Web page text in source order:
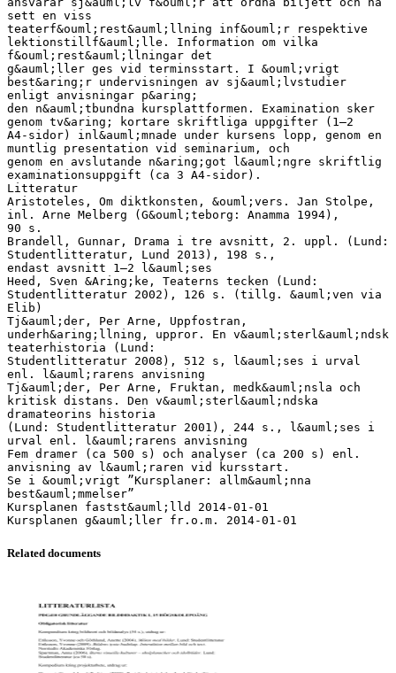
sett en viss
teaterf&ouml;rest&auml;llning inf&ouml;r respektive
lektionstillf&auml;lle. Information om vilka
f&ouml;rest&auml;llningar det
g&auml;ller ges vid terminsstart. I &ouml;vrigt
best&aring;r undervisningen av sj&auml;lvstudier
enligt anvisningar p&aring;
den n&auml;tbundna kursplattformen. Examination sker
genom tv&aring; kortare skriftliga uppgifter (1–2
A4-sidor) inl&auml;mnade under kursens lopp, genom en
muntlig presentation vid seminarium, och
genom en avslutande n&aring;got l&auml;ngre skriftlig
examinationsuppgift (ca 3 A4-sidor).
Litteratur
Aristoteles, Om diktkonsten, &ouml;vers. Jan Stolpe,
inl. Arne Melberg (G&ouml;teborg: Anamma 1994),
90 s.
Brandell, Gunnar, Drama i tre avsnitt, 2. uppl. (Lund:
Studentlitteratur, Lund 2013), 198 s.,
endast avsnitt 1–2 l&auml;ses
Heed, Sven &Aring;ke, Teaterns tecken (Lund:
Studentlitteratur 2002), 126 s. (tillg. &auml;ven via
Elib)
Tj&auml;der, Per Arne, Uppfostran,
underh&aring;llning, uppror. En v&auml;sterl&auml;ndsk
teaterhistoria (Lund:
Studentlitteratur 2008), 512 s, l&auml;ses i urval
enl. l&auml;rarens anvisning
Tj&auml;der, Per Arne, Fruktan, medk&auml;nsla och
kritisk distans. Den v&auml;sterl&auml;ndska
dramateorins historia
(Lund: Studentlitteratur 2001), 244 s., l&auml;ses i
urval enl. l&auml;rarens anvisning
Fem dramer (ca 500 s) och analyser (ca 200 s) enl.
anvisning av l&auml;raren vid kursstart.
Se i &ouml;vrigt ”Kursplaner: allm&auml;nna
best&auml;mmelser”
Kursplanen fastst&auml;lld 2014-01-01
Related documents